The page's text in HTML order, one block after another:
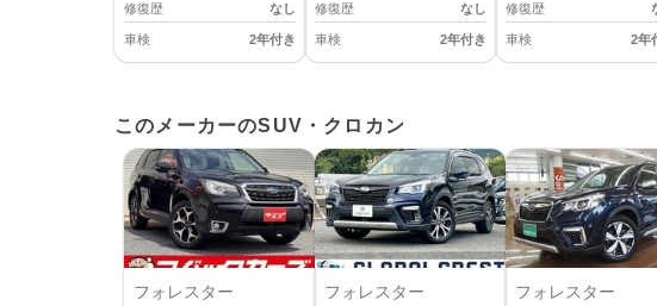
修復歴 なし
車検 2年付き
修復歴 なし
車検 2年付き
修復歴
車検 2年
このメーカーのSUV・クロカン
フォレスター フォレスター フォレスター